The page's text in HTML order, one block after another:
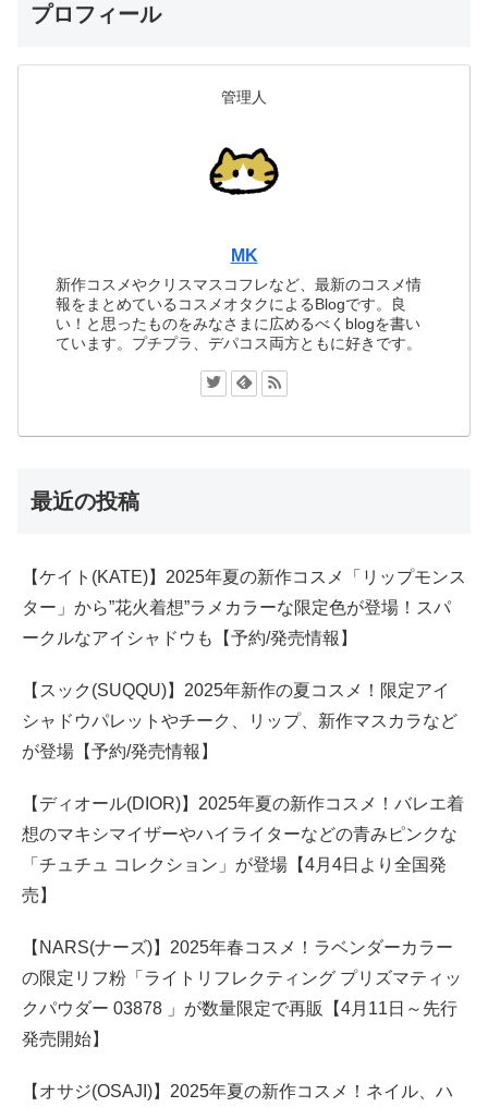
プロフィール
管理人
MK
新作コスメやクリスマスコフレなど、最新のコスメ情
報をまとめているコスメオタクによるBlogです。良
い！と思ったものをみなさまに広めるべくblogを書い
ています。プチプラ、デパコス両方ともに好きです。
最近の投稿
【ケイト(KATE)】2025年夏の新作コスメ「リップモンス
ター」から”花火着想”ラメカラーな限定色が登場！スパ
ークルなアイシャドウも【予約/発売情報】
【スック(SUQQU)】2025年新作の夏コスメ！限定アイ
シャドウパレットやチーク、リップ、新作マスカラなど
が登場【予約/発売情報】
【ディオール(DIOR)】2025年夏の新作コスメ！バレエ着
想のマキシマイザーやハイライターなどの青みピンクな
「チュチュ コレクション」が登場【4月4日より全国発
売】
【NARS(ナーズ)】2025年春コスメ！ラベンダーカラー
の限定リフ粉「ライトリフレクティング プリズマティッ
クパウダー 03878 」が数量限定で再販【4月11日～先行
発売開始】
【オサジ(OSAJI)】2025年夏の新作コスメ！ネイル、ハ